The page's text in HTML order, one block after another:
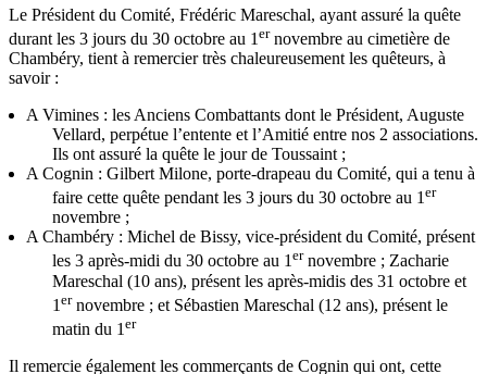
Le Président du Comité, Frédéric Mareschal, ayant assuré la quête
durant les 3 jours du 30 octobre au 1 ernovembre au cimetière de
Chambéry, tient à remercier très chaleureusement les quêteurs, à
savoir :
A Vimines : les Anciens Combattants dont le Président, Auguste
Vellard, perpétue l’entente et l’Amitié entre nos 2 associations.
Ils ont assuré la quête le jour de Toussaint ;
A Cognin : Gilbert Milone, porte-drapeau du Comité, qui a tenu à
faire cette quête pendant les 3 jours du 30 octobre au 1 er
novembre ;
A Chambéry : Michel de Bissy, vice-président du Comité, présent
les 3 après-midi du 30 octobre au 1ernovembre ; Zacharie
Mareschal (10 ans), présent les après-midis des 31 octobre et
1 ernovembre ; et Sébastien Mareschal (12 ans), présent le
matin du 1 er
Il remercie également les commerçants de Cognin qui ont, cette